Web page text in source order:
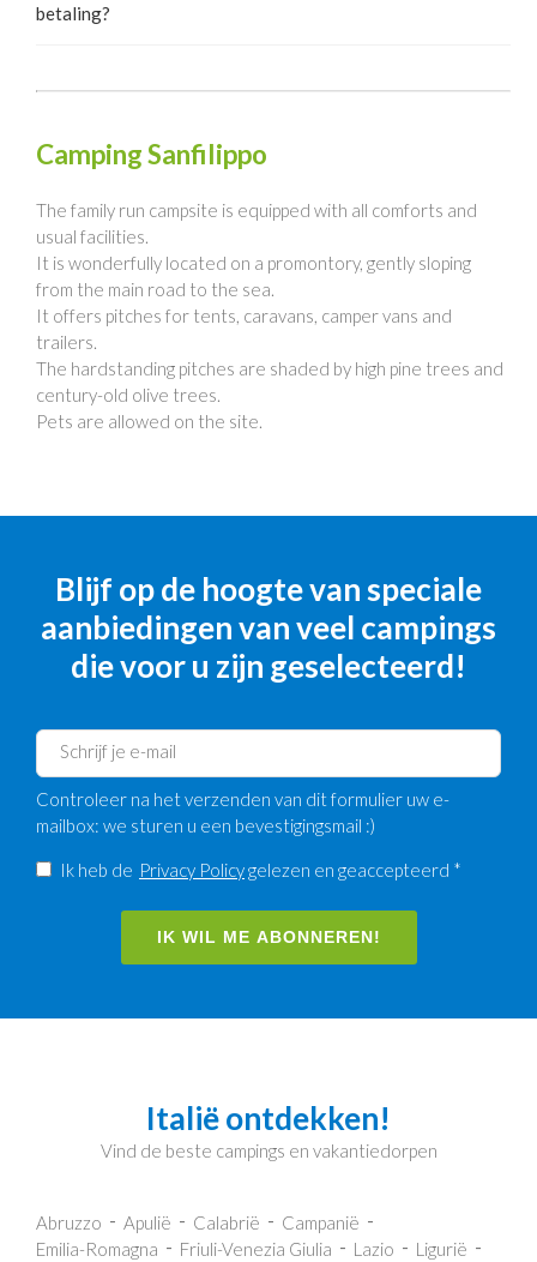
betaling?
Camping Sanfilippo
The family run campsite is equipped with all comforts and
usual facilities.
It is wonderfully located on a promontory, gently sloping
from the main road to the sea.
It offers pitches for tents, caravans, camper vans and
trailers.
The hardstanding pitches are shaded by high pine trees and
century-old olive trees.
Pets are allowed on the site.
Blijf op de hoogte van speciale
aanbiedingen van veel campings
die voor u zijn geselecteerd!
Controleer na het verzenden van dit formulier uw e-
mailbox: we sturen u een bevestigingsmail :)
Ik heb de Privacy Policygelezen en geaccepteerd *
IK WIL ME ABONNEREN!
Italië ontdekken!
Vind de beste campings en vakantiedorpen
Abruzzo Apulië Calabrië
Campanië
Emilia-Romagna
Friuli-Venezia Giulia Lazio
Ligurië